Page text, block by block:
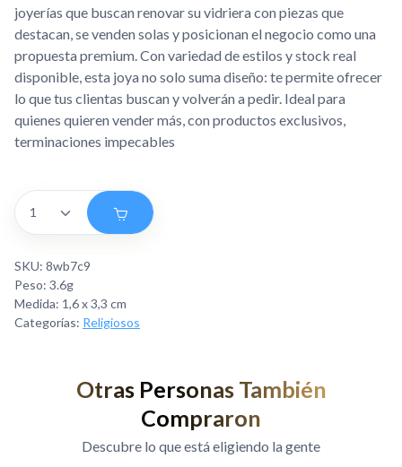
joyerías que buscan renovar su vidriera con piezas que
destacan, se venden solas y posicionan el negocio como una
propuesta premium. Con variedad de estilos y stock real
disponible, esta joya no solo suma diseño: te permite ofrecer
lo que tus clientas buscan y volverán a pedir. Ideal para
quienes quieren vender más, con productos exclusivos,
terminaciones impecables
SKU: 8wb7c9
Peso: 3.6g
Medida: 1,6 x 3,3 cm
Categorías: Religiosos
Otras Personas También
Compraron
Descubre lo que está eligiendo la gente